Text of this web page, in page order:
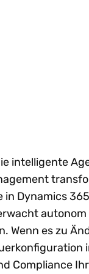
intelligente
Dynamics
Wenn es zu
Compliance